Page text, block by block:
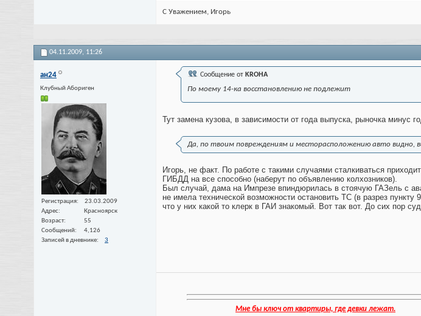
С Уважением, Игорь
04.11.2009, 11:26
ан24
Клубный Абориген
Регистрация
23.03.2009
Адрес
Красноярск
Возраст
55
Сообщений
4,126
Записей в дневнике
3
Сообщение от KROHA
По моему 14-ка восстановлению не подлежит
Тут замена кузова, в зависимости от года выпуска, рыночка минус
Да, по твоим повреждениям и месторасположению авто видно,
Игорь, не факт. По работе с такими случаями сталкиваться
ГИБДД на все способно (наберут по объявлению колхозников).
Был случай, дама на Импрезе впиндюрилась в стоячую ГАЗель с
не имела технической возможности остановить ТС (в разрез
что у них какой то клерк в ГАИ знакомый. Вот так вот. До сих пор
Мне бы ключ от квартиры, где девки лежат.